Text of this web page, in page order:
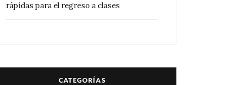
rápidas para el regreso a clases
CATEGORÍAS